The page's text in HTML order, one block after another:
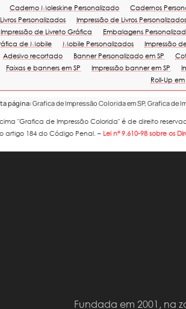
Caderno Moleskine Personalizado
Cadernos
Livros Personalizados
Impressão de Livros
Impressão de Livreto Gráfica
Embalagens
de Mobile
Mobile Personalizados Impressão
Adesivo recortado
Banner Personalizado em SP
Faixas e banners em SP
Impressão banner em SP
Roll-Up
página:Grafica de Impressão Colorida em SP, Grafica
"Grafica de Impressão Colorida" é de direito
artigo 184 do Código Penal. – Lei n° 9.610-98 sobre os
Fundada em 2001, na